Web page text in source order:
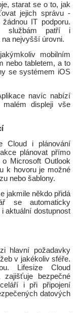
starat se o to, jak
jejich správu -
IT podporu.
službám patří i
nejvyšší úrovni.
mobilním
nebo tabletem, a to
se systémem iOS
navíc nabízí
displeji vše
Cloud i plánování
plánovat přímo
Microsoft Outlook
k hovoru je možné
nebo šablony.
jakmile někdo přidá
se automaticky
aktuální dostupnost
hlavní požadavky
v jakékoliv sféře.
Lifesize Cloud
zajišťuje bezpečné
i při připojení
datových